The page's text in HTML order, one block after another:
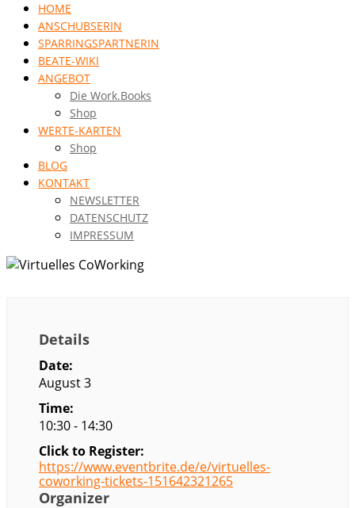
Kommunikationsgenialistin
VISION
HOCH
DREI
HOME
ANSCHUBSERIN
SPARRINGSPARTNERIN
BEATE-WIKI
ANGEBOT
Die Work.Books
Shop
WERTE-KARTEN
Shop
BLOG
KONTAKT
NEWSLETTER
DATENSCHUTZ
IMPRESSUM
Details
Date:
August 3
Time:
10:30 - 14:30
Click to Register:
https://www.eventbrite.de/e/virtuelles-
coworking-tickets-151642321265
Organizer